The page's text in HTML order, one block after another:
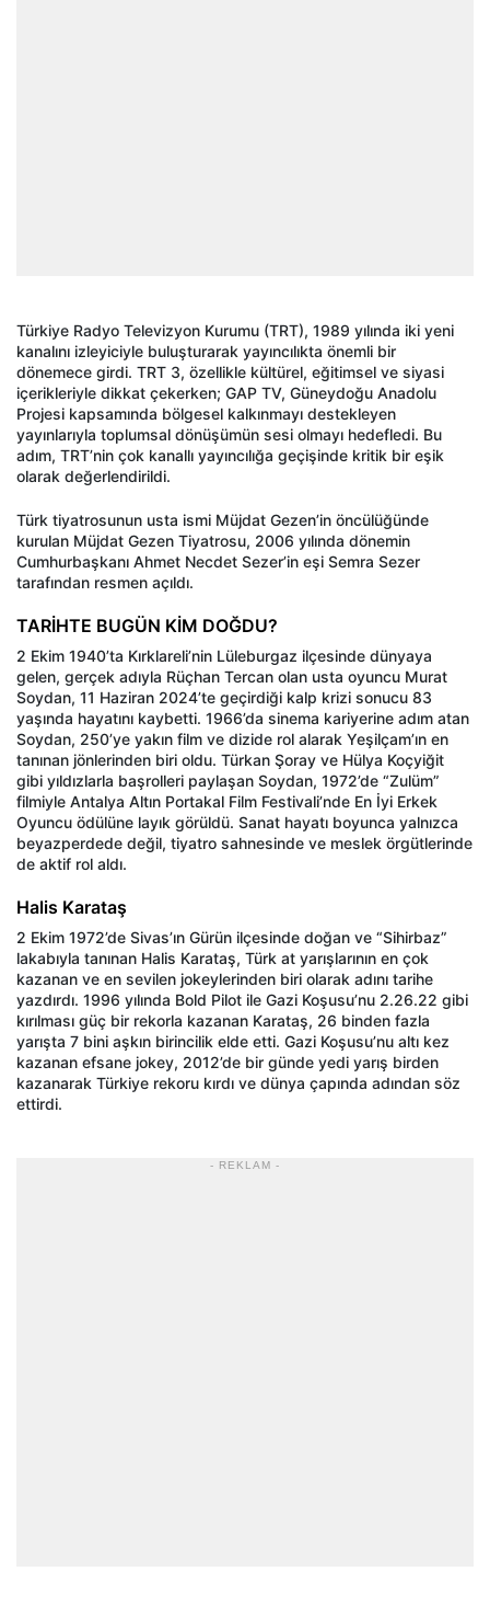
Türkiye Radyo Televizyon Kurumu (TRT), 1989 yılında iki yeni
kanalını izleyiciyle buluşturarak yayıncılıkta önemli bir
dönemece girdi. TRT 3, özellikle kültürel, eğitimsel ve siyasi
içerikleriyle dikkat çekerken; GAP TV, Güneydoğu Anadolu
Projesi kapsamında bölgesel kalkınmayı destekleyen
yayınlarıyla toplumsal dönüşümün sesi olmayı hedefledi. Bu
adım, TRT’nin çok kanallı yayıncılığa geçişinde kritik bir eşik
olarak değerlendirildi.
Türk tiyatrosunun usta ismi Müjdat Gezen’in öncülüğünde
kurulan Müjdat Gezen Tiyatrosu, 2006 yılında dönemin
Cumhurbaşkanı Ahmet Necdet Sezer’in eşi Semra Sezer
tarafından resmen açıldı.
TARİHTE BUGÜN KİM DOĞDU?
2 Ekim 1940’ta Kırklareli’nin Lüleburgaz ilçesinde dünyaya
gelen, gerçek adıyla Rüçhan Tercan olan usta oyuncu Murat
Soydan, 11 Haziran 2024’te geçirdiği kalp krizi sonucu 83
yaşında hayatını kaybetti. 1966’da sinema kariyerine adım atan
Soydan, 250’ye yakın film ve dizide rol alarak Yeşilçam’ın en
tanınan jönlerinden biri oldu. Türkan Şoray ve Hülya Koçyiğit
gibi yıldızlarla başrolleri paylaşan Soydan, 1972’de “Zulüm”
filmiyle Antalya Altın Portakal Film Festivali’nde En İyi Erkek
Oyuncu ödülüne layık görüldü. Sanat hayatı boyunca yalnızca
beyazperdede değil, tiyatro sahnesinde ve meslek örgütlerinde
de aktif rol aldı.
Halis Karataş
2 Ekim 1972’de Sivas’ın Gürün ilçesinde doğan ve “Sihirbaz”
lakabıyla tanınan Halis Karataş, Türk at yarışlarının en çok
kazanan ve en sevilen jokeylerinden biri olarak adını tarihe
yazdırdı. 1996 yılında Bold Pilot ile Gazi Koşusu’nu 2.26.22 gibi
kırılması güç bir rekorla kazanan Karataş, 26 binden fazla
yarışta 7 bini aşkın birincilik elde etti. Gazi Koşusu’nu altı kez
kazanan efsane jokey, 2012’de bir günde yedi yarış birden
kazanarak Türkiye rekoru kırdı ve dünya çapında adından söz
ettirdi.
- REKLAM -